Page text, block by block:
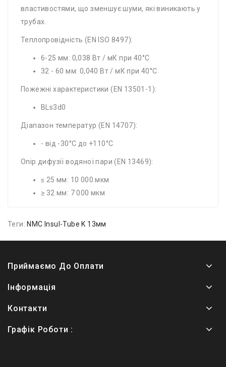
властивостями, що зменшує шуми, які виникають у
трубах.
Теплопровідність (EN ISO 8497):
6-25 мм: 0,038 Вт / мК при 40°C
32 - 60 мм: 0,040 Вт / мК при 40°C
Пожежні характеристики (EN 13501-1):
BLs3d0
Діапазон температур (EN 14707):
- від -30°C до +110°C
Опір дифузії водяної пари (EN 13469):
≤ 25 мм: 10 000 мкм
≥ 32 мм: 7 000 мкм
Теги: NMC Insul-Tube K 13мм
Приймаємо До Оплати
Інформація
Контакти
Графік Роботи :